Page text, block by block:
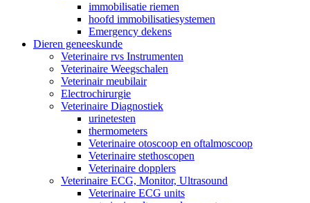
immobilisatie riemen
hoofd immobilisatiesystemen
Emergency dekens
Dieren geneeskunde
Veterinaire rvs Instrumenten
Veterinaire Weegschalen
Veterinair meubilair
Electrochirurgie
Veterinaire Diagnostiek
urinetesten
thermometers
Veterinaire otoscoop en oftalmoscoop
Veterinaire stethoscopen
Veterinaire dopplers
Veterinaire ECG, Monitor, Ultrasound
Veterinaire ECG units